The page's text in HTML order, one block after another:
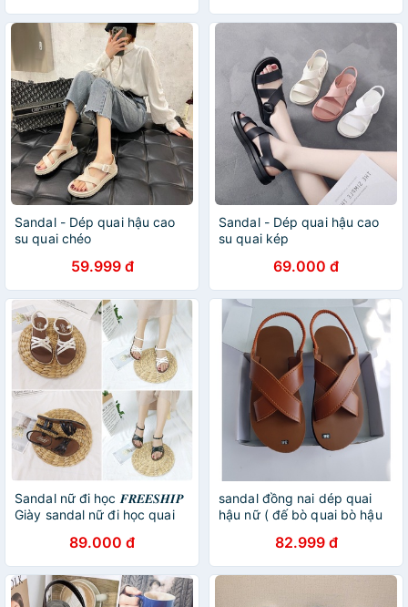
Sandal - Dép quai hậu cao
su quai chéo
59.999 đ
Sandal - Dép quai hậu cao
su quai kép
69.000 đ
Sandal nữ đi học 𝑭𝑹𝑬𝑬𝑺𝑯𝑰𝑷
Giày sandal nữ đi học quai
Sandal nu nut89.000 đ
sandal đồng nai dép quai
hậu nữ ( đế bò quai bò hậu
82.999 đ